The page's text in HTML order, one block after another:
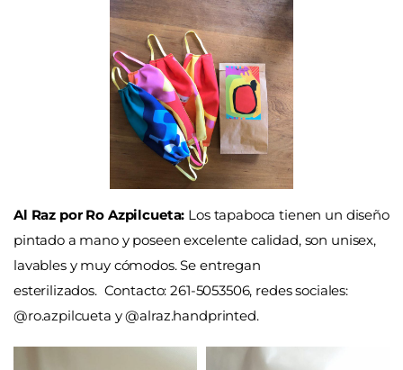
Al Raz por Ro Azpilcueta: Los tapaboca tienen un diseño
pintado a mano y poseen excelente calidad, son unisex,
lavables y muy cómodos. Se entregan
esterilizados. Contacto: 261-5053506, redes sociales:
@ro.azpilcueta y @alraz.handprinted.